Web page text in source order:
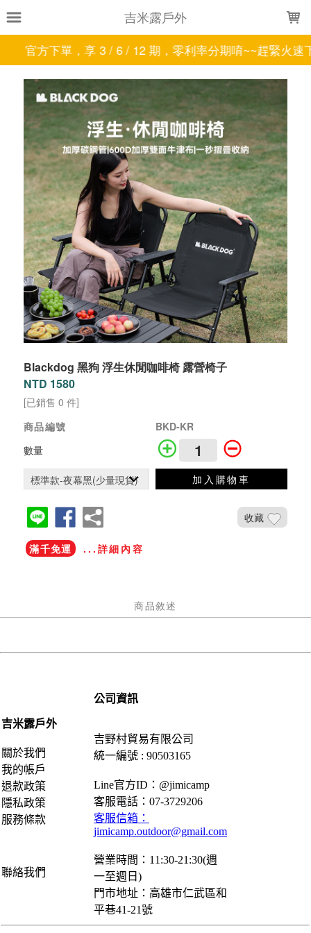
吉米露戶外
官方下單，享 3 / 6 / 12 期，零利率分期唷~~趕緊火速下
Blackdog 黑狗 浮生休閒咖啡椅 露營椅子
NTD 1580
[已銷售 0 件]
商品編號
BKD-KR
數量
加入購物車
收藏
滿千免運 ...詳細內容
商品敘述